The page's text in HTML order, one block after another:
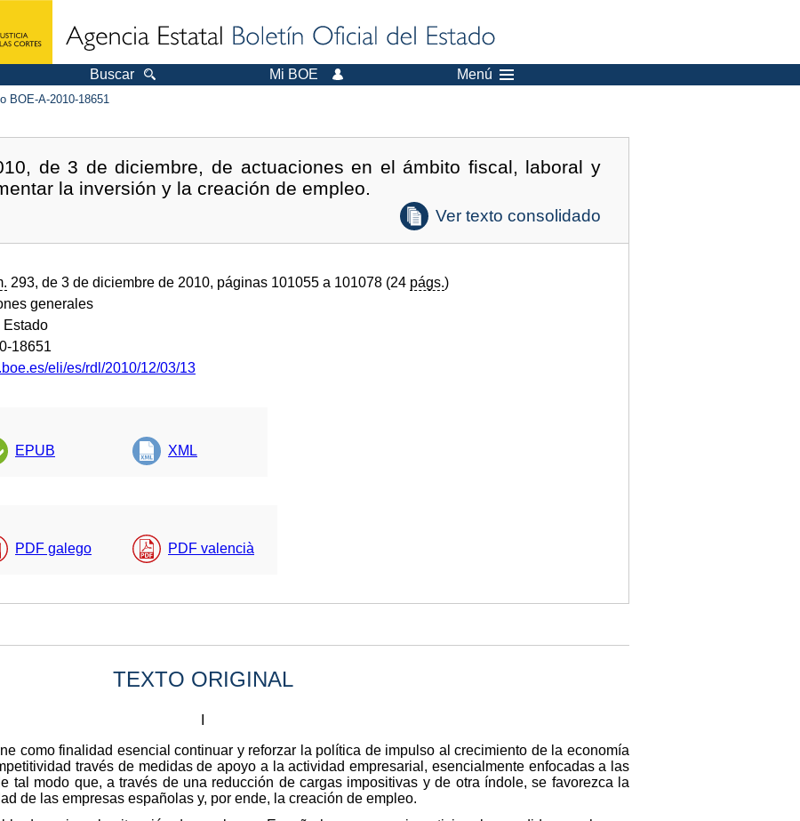
Buscar Mi BOE Menú
BOE-A-2010-18651
de 3 de diciembre, de actuaciones en el ámbito fiscal, laboral y
la inversión y la creación de empleo.
Ver texto consolidado
293, de 3 de diciembre de 2010, páginas 101055 a 101078 (24 págs.)
generales
Estado
18651
eli/es/rdl/2010/12/03/13
EPUB XML
PDF galego PDF valencià
TEXTO ORIGINAL
como finalidad esencial continuar y reforzar la política de impulso al crecimiento de la economía
través de medidas de apoyo a la actividad empresarial, esencialmente enfocadas a las
tal modo que, a través de una reducción de cargas impositivas y de otra índole, se favorezca la
de las empresas españolas y, por ende, la creación de empleo.